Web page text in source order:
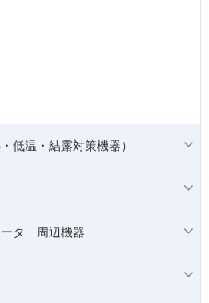
低温・結露対策機器）
ータ 周辺機器